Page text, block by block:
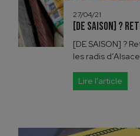
27/04/21
[DE SAISON] ?
[DE SAISON] ?
les radis
Lire l'article